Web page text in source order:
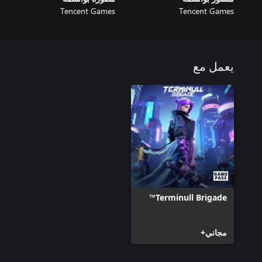
Tencent Games
Tencent Games
يعمل مع
Terminull Brigade™
مجاني+